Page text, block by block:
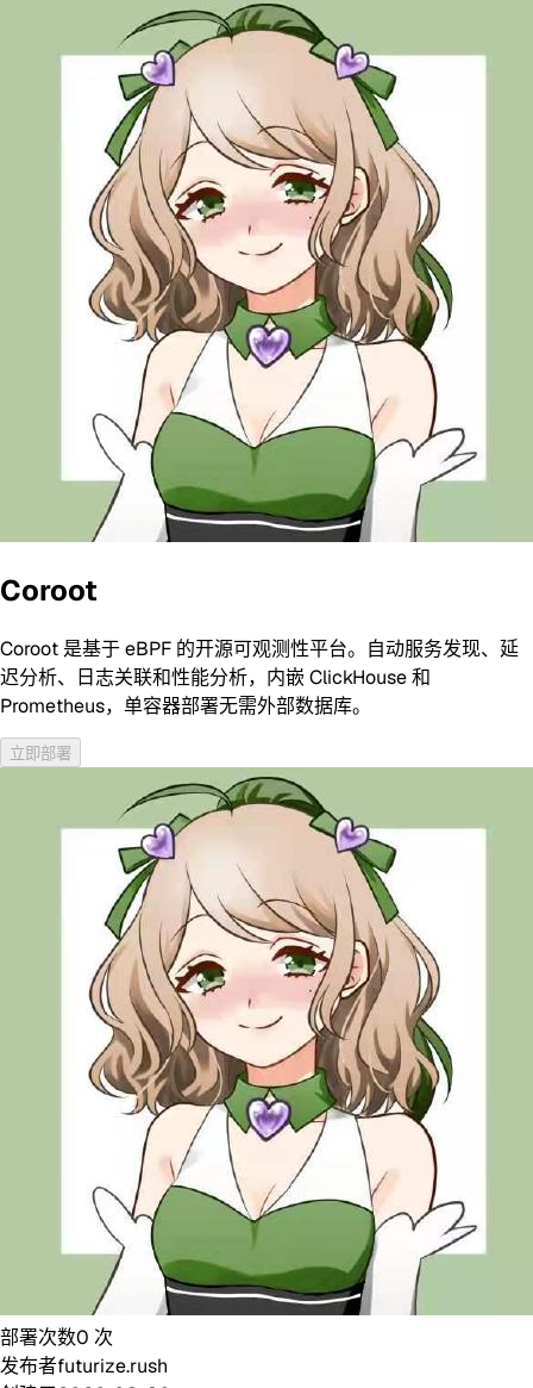
Coroot
Coroot 是基于 eBPF 的开源可观测性平台。自动服务发现、延
迟分析、日志关联和性能分析，内嵌 ClickHouse 和
Prometheus，单容器部署无需外部数据库。
立即部署
部署次数0 次
发布者futurize.rush